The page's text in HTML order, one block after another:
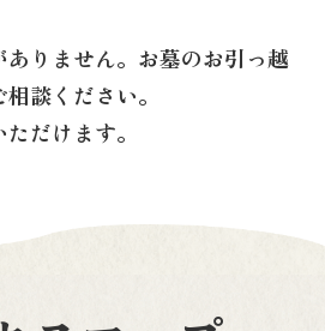
りません。お墓のお引っ越
談ください。
だけます。